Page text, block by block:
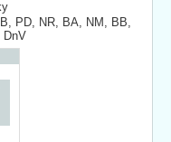
PD, NR, BA, NM, BB,
DnV